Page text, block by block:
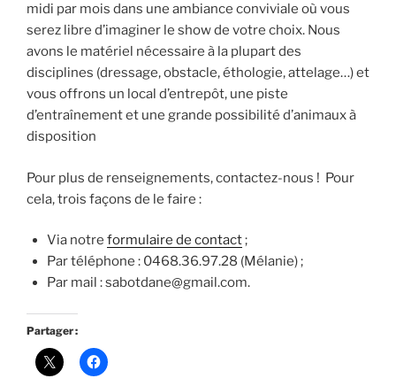
midi par mois dans une ambiance conviviale où vous
serez libre d’imaginer le show de votre choix. Nous
avons le matériel nécessaire à la plupart des
disciplines (dressage, obstacle, éthologie, attelage…) et
vous offrons un local d’entrepôt, une piste
d’entraînement et une grande possibilité d’animaux à
disposition
Pour plus de renseignements, contactez-nous ! Pour
cela, trois façons de le faire :
Via notre formulaire de contact;
Par téléphone : 0468.36.97.28 (Mélanie) ;
Par mail : sabotdane@gmail.com.
Partager :